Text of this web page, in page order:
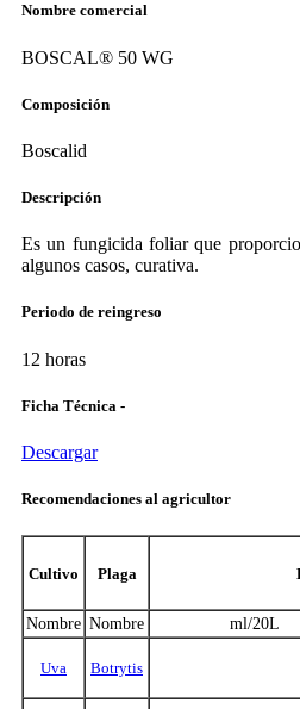
Nombre comercial
BOSCAL® 50 WG
Composición
Boscalid
Descripción
Es un fungicida foliar que
algunos casos, curativa.
Periodo de reingreso
12 horas
Ficha Técnica -
Descargar
Recomendaciones al agricultor
Cultivo Plaga
Nombre Nombre ml/20L
Uva Botrytis